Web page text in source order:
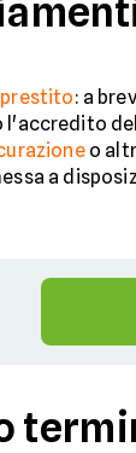
prestito: a
l'accredito
o
a